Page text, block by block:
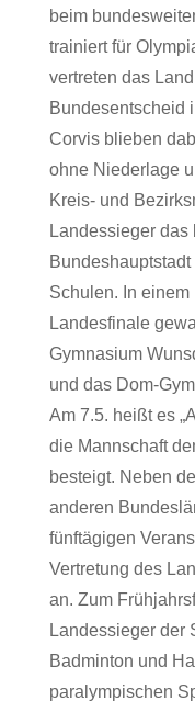
beim
trainiert für
vertreten das
Bundesentscheid
Corvis blieben
ohne Niederlage
Kreis- und
Landessieger
Schulen. In
Landesfinale
Gymnasium
und das Dom-
Am 7.5. heißt es
die Mannschaft
besteigt. Neben
anderen
fünftägigen
Vertretung des
an. Zum
Landessieger der
Badminton und
paralympischen
Hallenheft
Termine
Intern